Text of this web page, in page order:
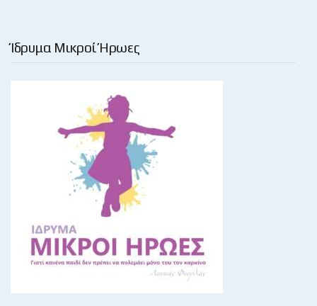
Ίδρυμα Μικροί Ήρωες